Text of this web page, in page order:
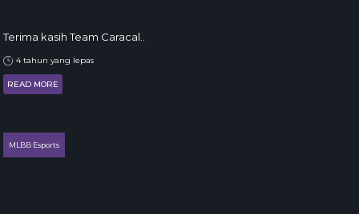
Terima kasih Team Caracal..
4 tahun yang lepas
READ MORE
MLBB Esports